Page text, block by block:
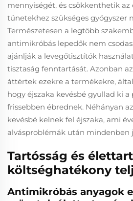
mennyiségét, és csökkenthetik az
tünetekhez szükséges gyógyszer
Természetesen a legtöbb
antimikróbás lepedők nem
ajánlják a levegőtisztítók
tisztaság fenntartását. Azonban
áttértek ezekre a termékekre,
hogy éjszaka kevésbé gyullad ki
frissebben ébrednek. Néhányan
kevésbé kelnek fel éjszaka, ami
alvásproblémák után mindenben
Tartósság és
költséghatékony
Antimikróbás anyagok